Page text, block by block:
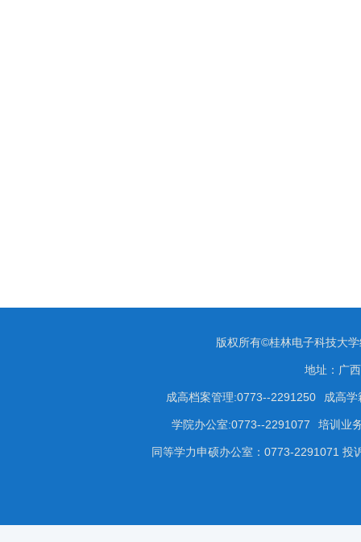
版权所有©桂林电子科技大
地址：广
成高档案管理:0773--2291250 成高
学院办公室:0773--2291077 培训业
同等学力申硕办公室：0773-2291071